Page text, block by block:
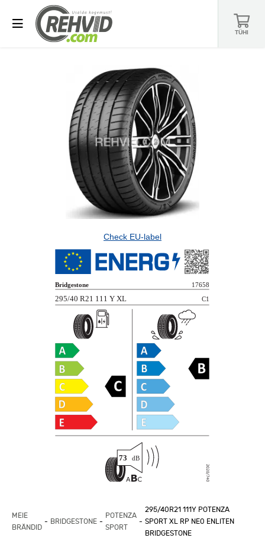
TÜHI
MEIE
BRÄNDID
BRIDGESTONE
POTENZA
SPORT
295/40R21 111Y POTENZA
SPORT XL RP NE0 ENLITEN
BRIDGESTONE
Check EU-label